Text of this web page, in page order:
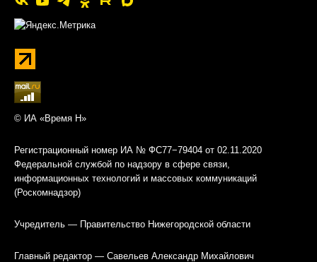
© ИА «Время Н»
Регистрационный номер ИА № ФС77−79404 от 02.11.2020
Федеральной службой по надзору в сфере связи,
информационных технологий и массовых коммуникаций
(Роскомнадзор)
Учредитель — Правительство Нижегородской области
Главный редактор — Савельев Александр Михайлович